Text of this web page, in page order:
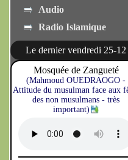
Audio
Radio Islamique
Le dernier vendredi 25-12
Mosquée de Zangueté
(Mahmoud OUEDRAOGO -
Attitude du musulman face aux
des non musulmans - très
important)